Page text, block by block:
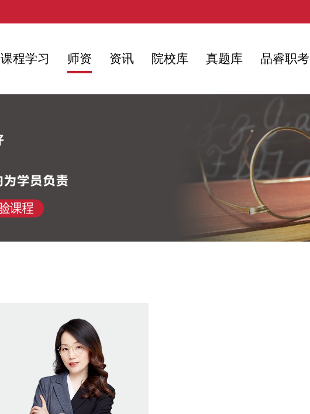
课程学习 师资 资讯 院校库 真题库 品睿职考